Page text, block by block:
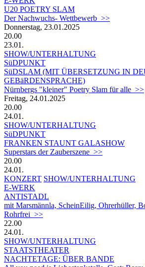
U20 POETRY SLAM
Der Nachwuchs- Wettbewerb >>
Donnerstag, 23.01.2025
20.00
23.01.
SHOW/UNTERHALTUNG
SüDPUNKT
SüDSLAM (MIT ÜBERSETZUNG IN
GEBäRDENSPRACHE)
Nürnbergs "kleiner" Poetry Slam für alle >>
Freitag, 24.01.2025
20.00
24.01.
SHOW/UNTERHALTUNG
SüDPUNKT
FRANKEN STAUNT GALASHOW
Superstars der Zauberszene >>
20.00
24.01.
KONZERT SHOW/UNTERHALTUNG
E-WERK
ANTISTADL
mit Marsmännla, ScheinEilig, Ohrerhüller,
Rohrfrei >>
22.00
24.01.
SHOW/UNTERHALTUNG
STAATSTHEATER
NACHTETAGE: ÜBER BANDE